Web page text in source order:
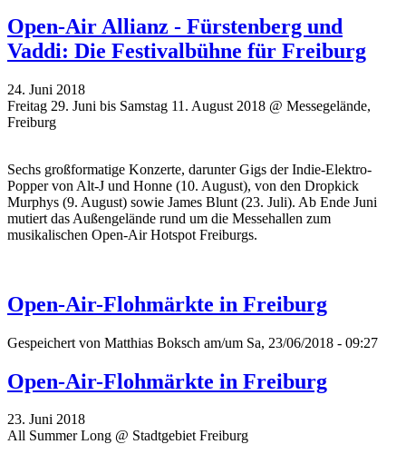
Open-Air Allianz - Fürstenberg und
Vaddi: Die Festivalbühne für Freiburg
24. Juni 2018
Freitag 29. Juni bis Samstag 11. August 2018 @ Messegelände,
Freiburg
Sechs großformatige Konzerte, darunter Gigs der Indie-Elektro-
Popper von Alt-J und Honne (10. August), von den Dropkick
Murphys (9. August) sowie James Blunt (23. Juli). Ab Ende Juni
mutiert das Außengelände rund um die Messehallen zum
musikalischen Open-Air Hotspot Freiburgs.
Open-Air-Flohmärkte in Freiburg
Gespeichert von Matthias Boksch am/um Sa, 23/06/2018 - 09:27
Open-Air-Flohmärkte in Freiburg
23. Juni 2018
All Summer Long @ Stadtgebiet Freiburg